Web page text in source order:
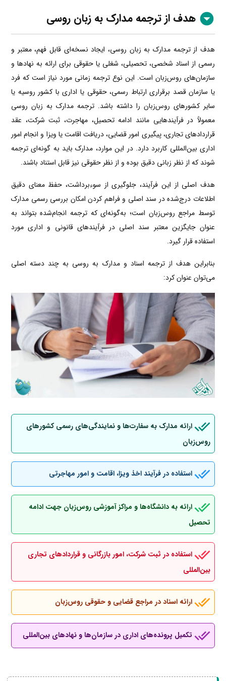
هدف از ترجمه مدارک به زبان روسی
هدف از ترجمه مدارک به زبان روسی، ایجاد نسخه‌ای قابل فهم، معتبر و
رسمی از اسناد شخصی، تحصیلی، شغلی یا حقوقی برای ارائه به نهادها و
سازمان‌های روس‌زبان است. این نوع ترجمه زمانی مورد نیاز است که فرد
یا سازمان قصد برقراری ارتباط رسمی، حقوقی یا اداری با کشور روسیه یا
سایر کشورهای روس‌زبان را داشته باشد. ترجمه مدارک به زبان روسی
معمولاً در فرآیندهایی مانند ادامه تحصیل، مهاجرت، ثبت شرکت، عقد
قراردادهای تجاری، پیگیری امور قضایی، دریافت اقامت یا ویزا و انجام امور
اداری بین‌المللی کاربرد دارد. در این موارد، مدارک باید به گونه‌ای ترجمه
شوند که از نظر زبانی دقیق بوده و از نظر حقوقی نیز قابل استناد باشند.
هدف اصلی از این فرآیند، جلوگیری از سوءبرداشت، حفظ معنای دقیق
اطلاعات درج‌شده در سند اصلی و فراهم کردن امکان بررسی رسمی مدارک
توسط مراجع روس‌زبان است؛ به‌گونه‌ای که ترجمه انجام‌شده بتواند به
عنوان جایگزین معتبر سند اصلی در فرآیندهای قانونی و اداری مورد
استفاده قرار گیرد.
بنابراین هدف از ترجمه اسناد و مدارک به روسی به چند دسته اصلی
می‌توان عنوان کرد:
ارائه مدارک به سفارت‌ها و نمایندگی‌های رسمی کشورهای
روس‌زبان
استفاده در فرآیند اخذ ویزا، اقامت و امور مهاجرتی
ارائه به دانشگاه‌ها و مراکز آموزشی روس‌زبان جهت ادامه
تحصیل
استفاده در ثبت شرکت، امور بازرگانی و قراردادهای تجاری
بین‌المللی
ارائه اسناد در مراجع قضایی و حقوقی روس‌زبان
تکمیل پرونده‌های اداری در سازمان‌ها و نهادهای بین‌المللی